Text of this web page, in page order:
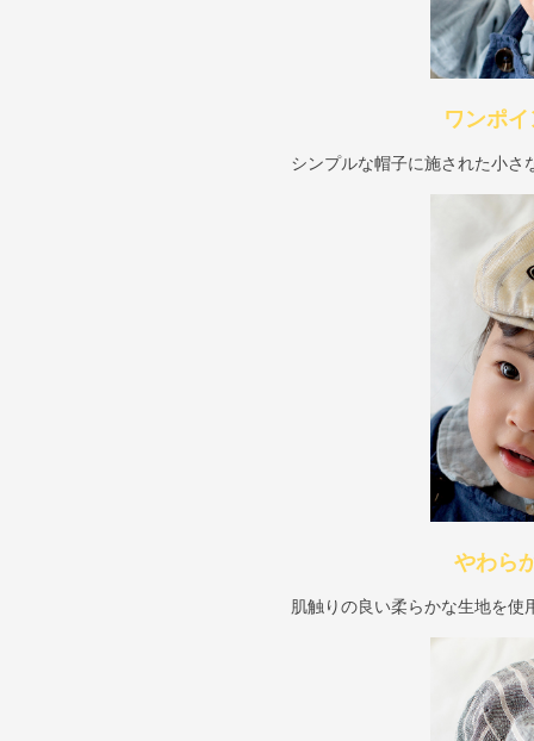
ワンポ
シンプルな帽子に施された小さ
やわら
肌触りの良い柔らかな生地を使